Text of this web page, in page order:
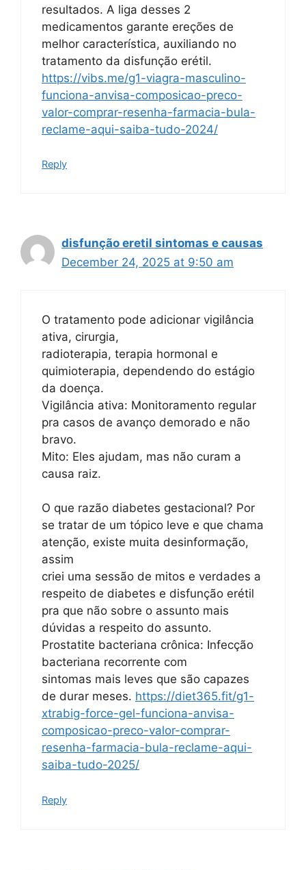
resultados. A liga desses 2
medicamentos garante ereções de
melhor característica, auxiliando no
tratamento da disfunção erétil.
https://vibs.me/g1-viagra-masculino-
funciona-anvisa-composicao-preco-
valor-comprar-resenha-farmacia-bula-
reclame-aqui-saiba-tudo-2024/
Reply
disfunção eretil sintomas e causas
December 24, 2025 at 9:50 am
O tratamento pode adicionar vigilância
ativa, cirurgia,
radioterapia, terapia hormonal e
quimioterapia, dependendo do estágio
da doença.
Vigilância ativa: Monitoramento regular
pra casos de avanço demorado e não
bravo.
Mito: Eles ajudam, mas não curam a
causa raiz.
O que razão diabetes gestacional? Por
se tratar de um tópico leve e que chama
atenção, existe muita desinformação,
assim
criei uma sessão de mitos e verdades a
respeito de diabetes e disfunção erétil
pra que não sobre o assunto mais
dúvidas a respeito do assunto.
Prostatite bacteriana crônica: Infecção
bacteriana recorrente com
sintomas mais leves que são capazes
de durar meses. https://diet365.fit/g1-
xtrabig-force-gel-funciona-anvisa-
composicao-preco-valor-comprar-
resenha-farmacia-bula-reclame-aqui-
saiba-tudo-2025/
Reply